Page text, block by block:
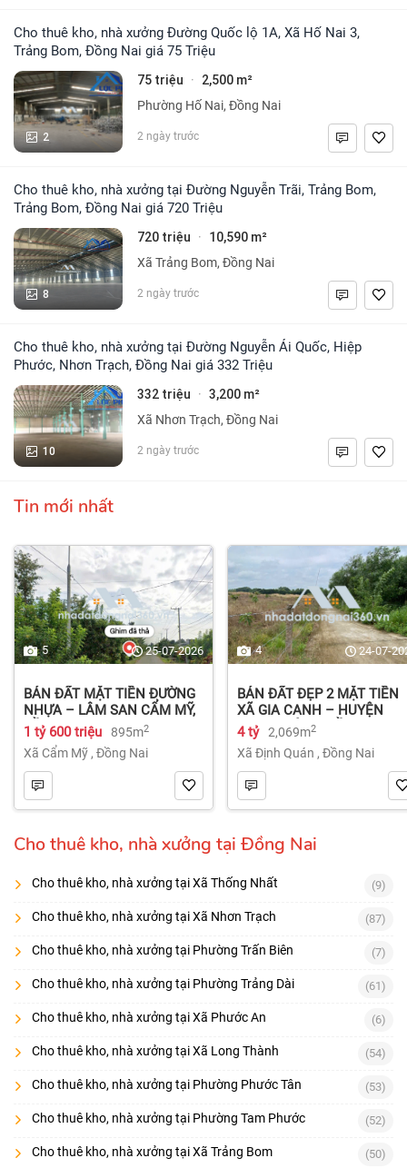
Cho thuê kho, nhà xưởng Đường Quốc lộ 1A, Xã Hố Nai 3,
Trảng Bom, Đồng Nai giá 75 Triệu
2
75 triệu · 2,500 m²
Phường Hố Nai, Đồng Nai
2 ngày trước
Cho thuê kho, nhà xưởng tại Đường Nguyễn Trãi, Trảng Bom,
Trảng Bom, Đồng Nai giá 720 Triệu
8
720 triệu · 10,590 m²
Xã Trảng Bom, Đồng Nai
2 ngày trước
Cho thuê kho, nhà xưởng tại Đường Nguyễn Ái Quốc, Hiệp
Phước, Nhơn Trạch, Đồng Nai giá 332 Triệu
10
332 triệu · 3,200 m²
Xã Nhơn Trạch, Đồng Nai
2 ngày trước
Tin mới nhất
5 25-07-2026
BÁN ĐẤT MẶT TIỀN ĐƯỜNG
NHỰA – LÂM SAN CẨM MỸ,
ĐỒNG NAI.
1 tỷ 600 triệu 895m2
Xã Cẩm Mỹ , Đồng Nai
4 24-07-
BÁN ĐẤT ĐẸP 2 MẶT TIỀN
XÃ GIA CANH – HUYỆN
ĐỊNH QUÁN – ĐỒNG NAI dt
2.069m² 4 tỷ
4 tỷ 2,069m2
Xã Định Quán , Đồng Nai
Cho thuê kho, nhà xưởng tại Đồng Nai
Cho thuê kho, nhà xưởng tại Xã Thống Nhất (9)
Cho thuê kho, nhà xưởng tại Xã Nhơn Trạch (87)
Cho thuê kho, nhà xưởng tại Phường Trấn Biên (7)
Cho thuê kho, nhà xưởng tại Phường Trảng Dài (61)
Cho thuê kho, nhà xưởng tại Xã Phước An (6)
Cho thuê kho, nhà xưởng tại Xã Long Thành (54)
Cho thuê kho, nhà xưởng tại Phường Phước Tân (53)
Cho thuê kho, nhà xưởng tại Phường Tam Phước (52)
Cho thuê kho, nhà xưởng tại Xã Trảng Bom (50)